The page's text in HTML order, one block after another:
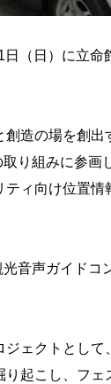
（日）に立命
造の場を創
り組みに参画
ィ向け位置
音声ガイドコ
ェクトとし
起こし、フ